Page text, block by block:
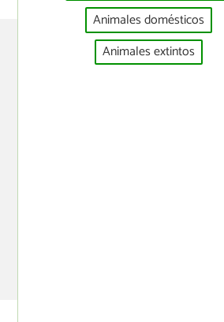
Animales domésticos
Animales extintos